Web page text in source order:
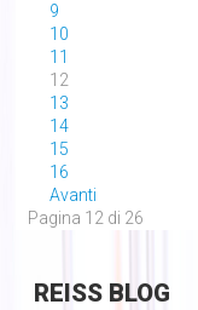
9
10
11
12
13
14
15
16
Avanti
Pagina 12 di 26
REISSBLOG